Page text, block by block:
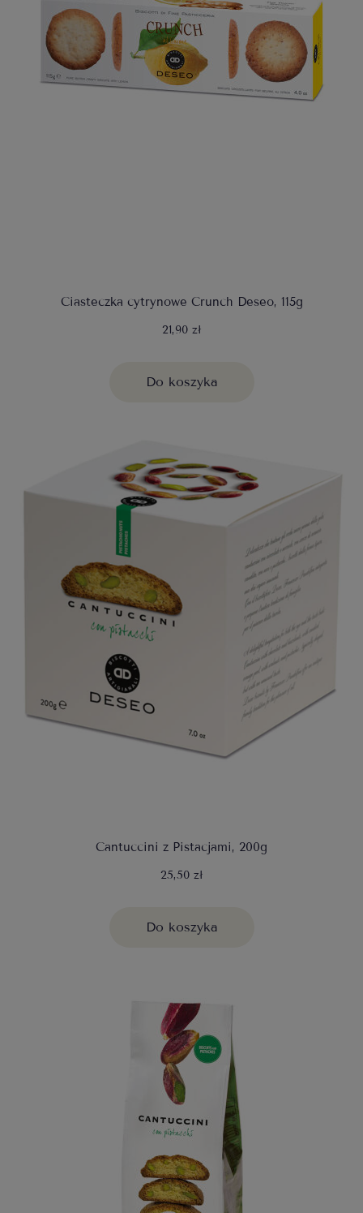
Ciasteczka cytrynowe Crunch Deseo, 115g
21,90 zł
Do koszyka
Cantuccini z Pistacjami, 200g
25,50 zł
Do koszyka